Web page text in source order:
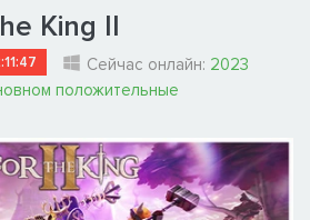
King II
Сейчас онлайн: 2023
положительные